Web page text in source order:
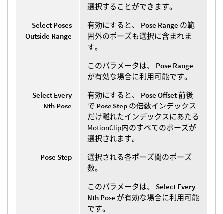
選択することができます。
Select Poses
Outside Range
有効にすると、 Pose Range の範
囲外のポーズも選択に含まれま
す。
このパラメータは、 Pose Range
が有効な場合に利用可能です。
Select Every
Nth Pose
有効にすると、 Pose Offset前後
で Pose Step の倍数インデックス
だけ離れたインデックスにあたる
MotionClip内のすべてのポーズが
選択されます。
Pose Step
選択される各ポーズ間のポーズ
数。
このパラメータは、 Select Every
Nth Pose が有効な場合に利用可能
です。